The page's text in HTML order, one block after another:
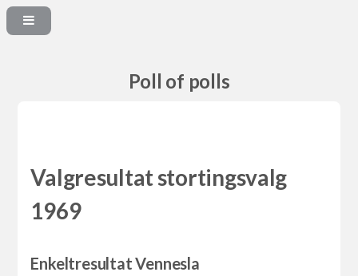
Poll of polls
Valgresultat stortingsvalg
1969
Enkeltresultat Vennesla